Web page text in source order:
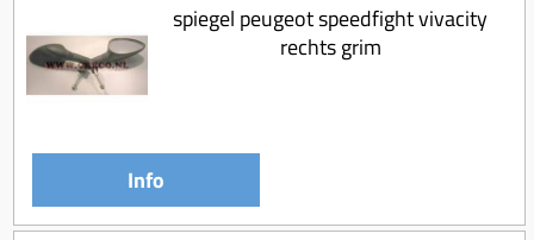
spiegel peugeot speedfight vivacity
rechts grim
Info